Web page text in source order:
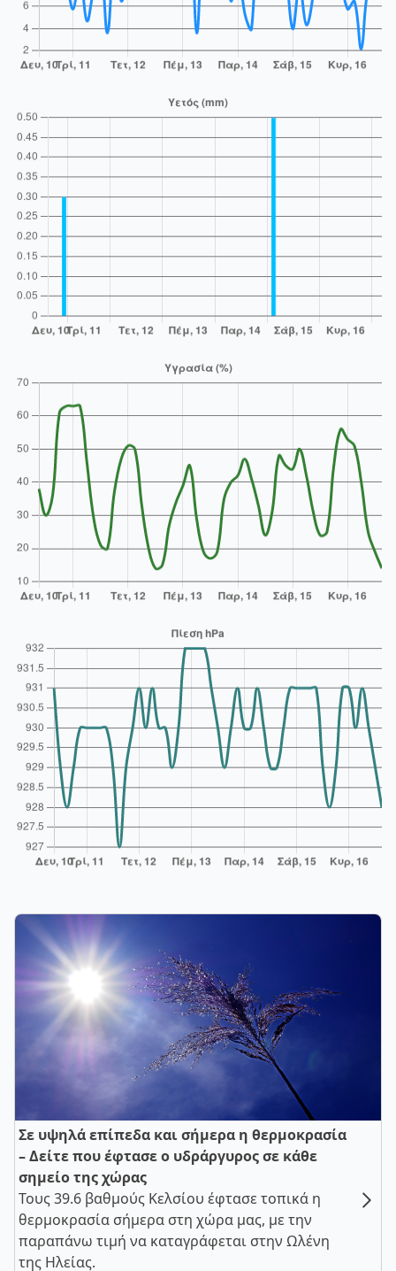
Σε υψηλά επίπεδα και σήμερα η θερμοκρασία
– Δείτε που έφτασε ο υδράργυρος σε κάθε
σημείο της χώρας
Τους 39.6 βαθμούς Κελσίου έφτασε τοπικά η
θερμοκρασία σήμερα στη χώρα μας, με την
παραπάνω τιμή να καταγράφεται στην Ωλένη
της Ηλείας.